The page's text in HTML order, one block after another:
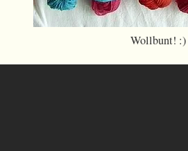
Wollbunt! :)